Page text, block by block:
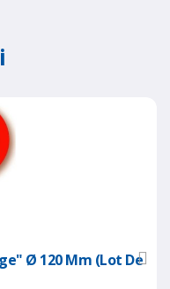
Ø 120 Mm (lot De